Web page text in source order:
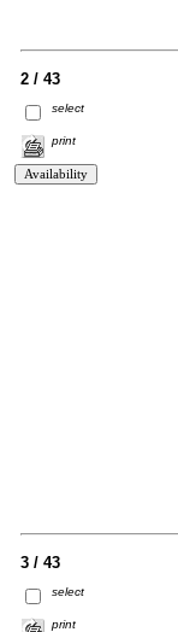
2 / 43
select
print
3 / 43
select
print